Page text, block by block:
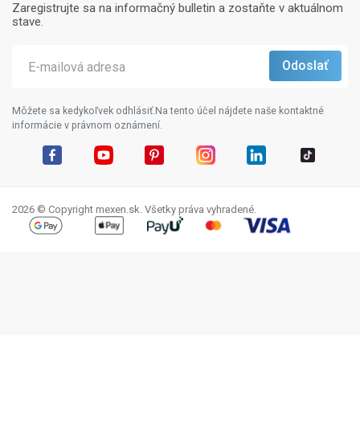
Zaregistrujte sa na informačný bulletin a zostaňte v aktuálnom
stave.
Môžete sa kedykoľvek odhlásiť.Na tento účel nájdete naše kontaktné
informácie v právnom oznámení.
2026 © Copyright mexen.sk. Všetky práva vyhradené.